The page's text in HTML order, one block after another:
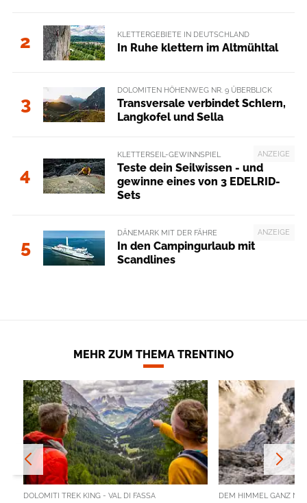
2 KLETTERGEBIETE IN DEUTSCHLAND
In Ruhe klettern im Altmühltal
3
DOLOMITEN HÖHENWEG NR. 9 ÜBERBLICK
Transversale verbindet Schlern,
Langkofel und Sella
4
ANZEIGE
KLETTERSEIL-GEWINNSPIEL
Teste dein Seilwissen - und
gewinne eines von 3 EDELRID-
Sets
5
ANZEIGE
DÄNEMARK MIT DER FÄHRE
In den Campingurlaub mit
Scandlines
MEHR ZUM THEMA TRENTINO
DOLOMITI TREK KING - VAL DI FASSA DEM HIMMEL GANZ